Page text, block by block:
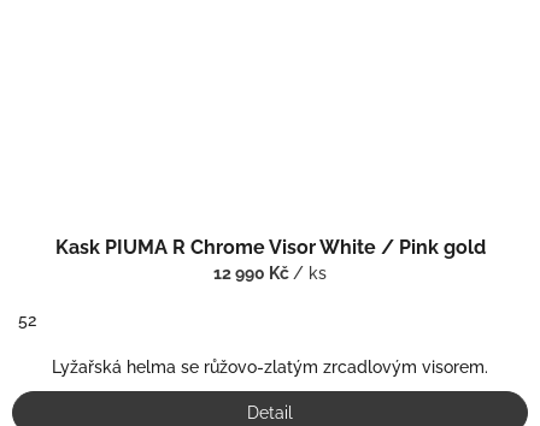
Kask PIUMA R Chrome Visor White / Pink gold
12 990 Kč / ks
52
Lyžařská helma se růžovo-zlatým zrcadlovým visorem.
Detail